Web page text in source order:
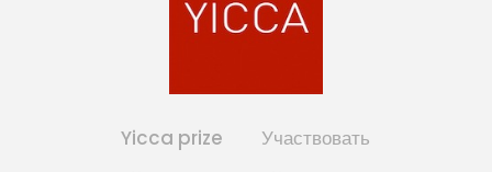
Yicca prize Участвовать